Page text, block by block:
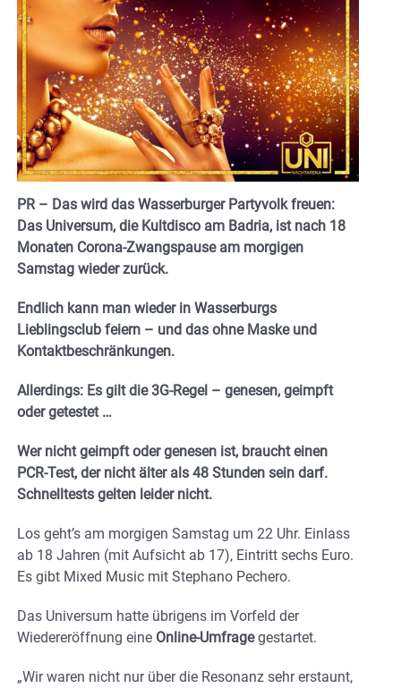
PR – Das wird das Wasserburger Partyvolk freuen:
Das Universum, die Kultdisco am Badria, ist nach 18
Monaten Corona-Zwangspause am morgigen
Samstag wieder zurück.
Endlich kann man wieder in Wasserburgs
Lieblingsclub feiern – und das ohne Maske und
Kontaktbeschränkungen.
Allerdings: Es gilt die 3G-Regel – genesen, geimpft
oder getestet …
Wer nicht geimpft oder genesen ist, braucht einen
PCR-Test, der nicht älter als 48 Stunden sein darf.
Schnelltests gelten leider nicht.
Los geht’s am morgigen Samstag um 22 Uhr. Einlass
ab 18 Jahren (mit Aufsicht ab 17), Eintritt sechs Euro.
Es gibt Mixed Music mit Stephano Pechero.
Das Universum hatte übrigens im Vorfeld der
Wiedereröffnung eine Online-Umfragegestartet.
„Wir waren nicht nur über die Resonanz sehr erstaunt,